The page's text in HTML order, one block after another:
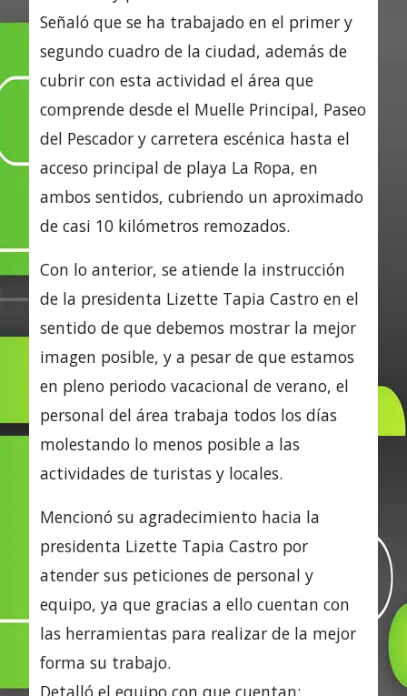
Señaló que se ha trabajado en el primer y
segundo cuadro de la ciudad, además de
cubrir con esta actividad el área que
comprende desde el Muelle Principal, Paseo
del Pescador y carretera escénica hasta el
acceso principal de playa La Ropa, en
ambos sentidos, cubriendo un aproximado
de casi 10 kilómetros remozados.
Con lo anterior, se atiende la instrucción
de la presidenta Lizette Tapia Castro en el
sentido de que debemos mostrar la mejor
imagen posible, y a pesar de que estamos
en pleno periodo vacacional de verano, el
personal del área trabaja todos los días
molestando lo menos posible a las
actividades de turistas y locales.
Mencionó su agradecimiento hacia la
presidenta Lizette Tapia Castro por
atender sus peticiones de personal y
equipo, ya que gracias a ello cuentan con
las herramientas para realizar de la mejor
forma su trabajo.